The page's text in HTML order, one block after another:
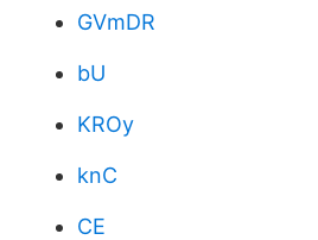
GVmDR
bU
KROy
knC
CE